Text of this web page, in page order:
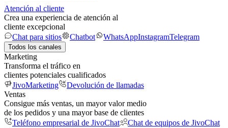
Atención al cliente
Crea una experiencia de atención al
cliente excepcional
Chat para sitios
Chatbot WhatsAppInstagramTelegram
Todos los canales
Marketing
Transforma el tráfico en
clientes potenciales cualificados
JivoMarketing
Devolución de llamadas
Ventas
Consigue más ventas, un mayor valor medio
de los pedidos y una mayor base de clientes
Teléfono empresarial de JivoChat
Chat de equipos de JivoChat